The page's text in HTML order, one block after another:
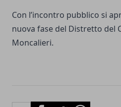
Con l’incontro pubblico si
nuova fase del Distretto del
Moncalieri.